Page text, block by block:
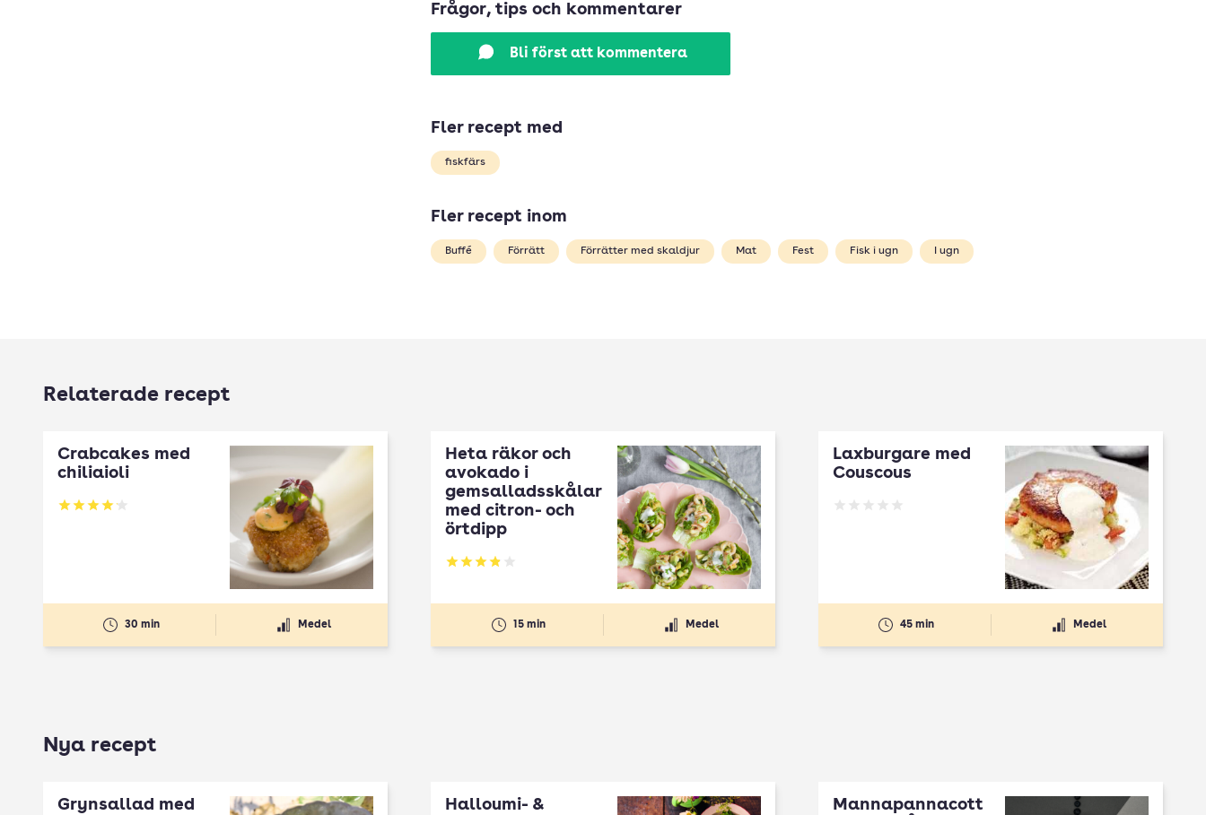
Frågor, tips och kommentarer
Bli först att kommentera
Fler recept med
fiskfärs
Fler recept inom
Buffé Förrätt Förrätter med skaldjur Mat Fest Fisk i ugn I ugn
Relaterade recept
Crabcakes med
chiliaioli
Betyg: 4.1 av 5
30 min Medel
Heta räkor och
avokado i
gemsalladsskålar
med citron- och
örtdipp
Betyg: 3.87 av 5
15 min Medel
Laxburgare med
Couscous
Betyg: 0 av 5
45 min Medel
Nya recept
Grynsallad med
Halloumi- &
Mannapannacott